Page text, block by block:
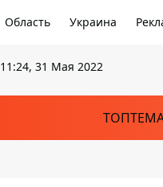
Область Украина
11:24, 31 Мая 2022